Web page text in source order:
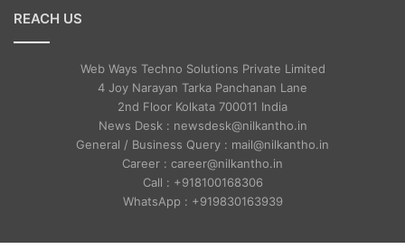
REACH US
Web Ways Techno Solutions Private Limited
4 Joy Narayan Tarka Panchanan Lane
2nd Floor Kolkata 700011 India
News Desk : newsdesk@nilkantho.in
General / Business Query : mail@nilkantho.in
Career : career@nilkantho.in
Call : +918100168306
WhatsApp : +919830163939